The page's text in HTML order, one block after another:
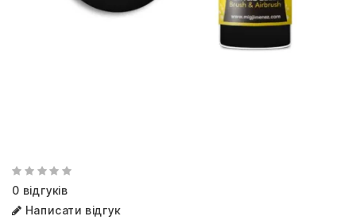
0 відгуків
Написати відгук